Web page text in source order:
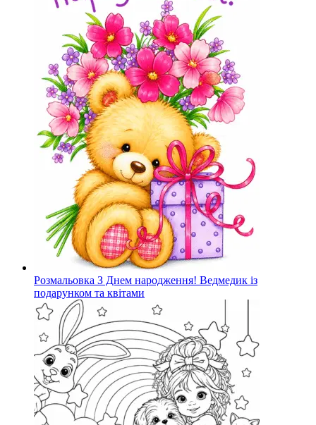
Розмальовка З Днем народження! Ведмедик із
подарунком та квітами